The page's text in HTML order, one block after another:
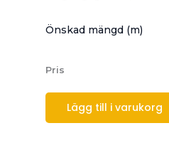
Önskad mängd (m)
Pris
Lägg till i varukorg